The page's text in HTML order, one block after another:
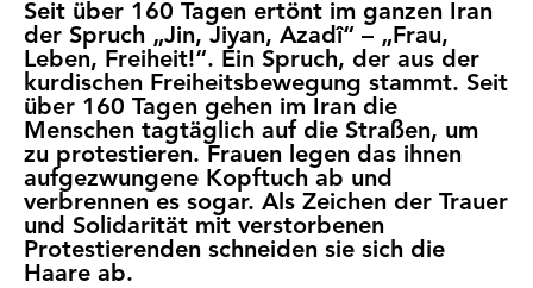
Seit über 160 Tagen ertönt im ganzen Iran
der Spruch „Jin, Jiyan, Azadî“ – „Frau,
Leben, Freiheit!“. Ein Spruch, der aus der
kurdischen Freiheitsbewegung stammt. Seit
über 160 Tagen gehen im Iran die
Menschen tagtäglich auf die Straßen, um
zu protestieren. Frauen legen das ihnen
aufgezwungene Kopftuch ab und
verbrennen es sogar. Als Zeichen der Trauer
und Solidarität mit verstorbenen
Protestierenden schneiden sie sich die
Haare ab.